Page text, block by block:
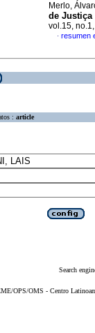
Merlo,
de Justiça
vol.15,
· resumen
: article
Search
OPS/OMS - Centro